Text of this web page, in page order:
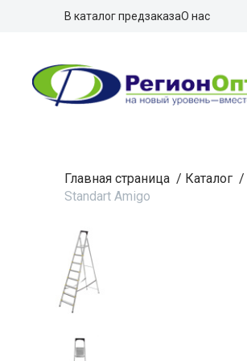
В каталог предзаказаО нас
Главная страница / Каталог /
Standart Amigo